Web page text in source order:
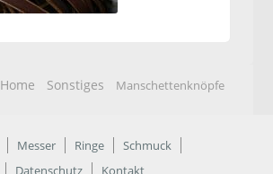
Home Sonstiges Manschettenknöpfe
Messer Ringe
Schmuck
Datenschutz Kontakt